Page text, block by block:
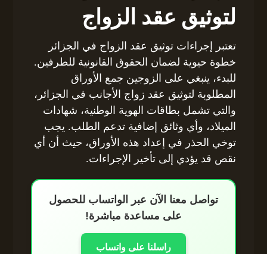
لتوثيق عقد الزواج
تعتبر إجراءات توثيق عقد الزواج في الجزائر
خطوة حيوية لضمان الحقوق القانونية للطرفين.
للبدء، ينبغي على الزوجين جمع الأوراق
المطلوبة لتوثيق عقد زواج الأجانب في الجزائر،
والتي تشمل بطاقات الهوية الوطنية، شهادات
الميلاد، وأي وثائق إضافية تدعم الطلب. يجب
توخي الحذر في إعداد هذه الأوراق، حيث أن أي
نقص قد يؤدي إلى تأخير الإجراءات.
تواصل معنا الآن عبر الواتساب للحصول
على مساعدة مباشرة!
راسلنا على واتساب